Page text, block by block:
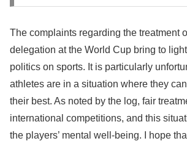
The complaints regarding the treatment
delegation at the World Cup bring to
politics on sports. It is particularly
athletes are in a situation where they
their best. As noted by the log, fair
international competitions, and this
the players’ mental well-being. I hope